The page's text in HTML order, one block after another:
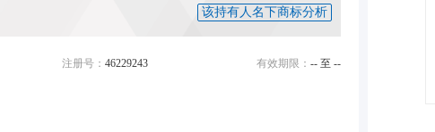
该持有人名下商标分析
注册号： 46229243 有效期限： -- 至 --